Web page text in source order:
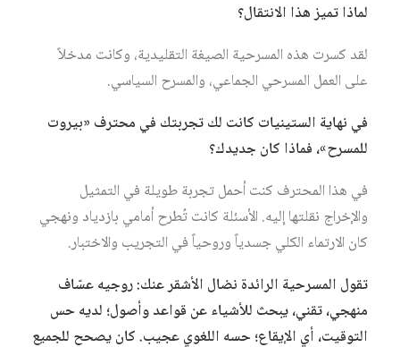
لماذا تميز هذا الانتقال؟
لقد كسرت هذه المسرحية الصيغة التقليدية، وكانت مدخلاً
على العمل المسرحي الجماعي، والمسرح السياسي.
في نهاية الستينيات كانت لك تجربتك في محترف «بيروت
للمسرح»، فماذا كان جديدك؟
في هذا المحترف كنت أحمل تجربة طويلة في التمثيل
والإخراج نقلتها إليه. الأسئلة كانت تُطرح أمامي بازدياد ونهجي
كان الارتماء الكلي جسدياً وروحياً في التجريب والاختبار.
تقول المسرحية الرائدة نضال الأشقر عنك: روجيه عسّاف
منهجي، تقني، يبحث للأشياء عن قواعد وأصول؛ لديه حس
التوقيت، أي الإيقاع؛ حسه اللغوي عجيب. كان يصحح للجميع